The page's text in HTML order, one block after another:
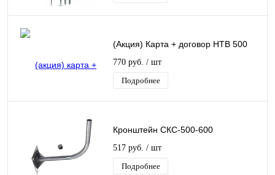
(Акция) Карта + договор НТВ 500
770 руб. / шт
Подробнее
Кронштейн СКС-500-600
517 руб. / шт
Подробнее